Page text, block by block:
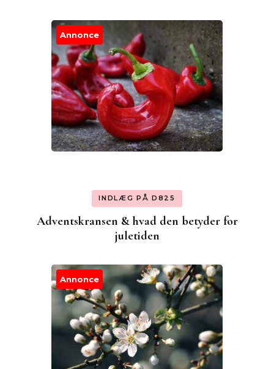
Annonce
INDLÆG PÅ D825
Adventskransen & hvad den betyder for
juletiden
Annonce